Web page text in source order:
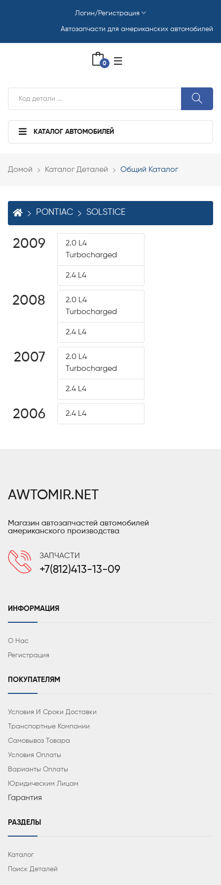
Автозапчасти для американских автомобилей
Логин/Регистрация
0
КАТАЛОГ АВТОМОБИЛЕЙ
Домой Каталог Деталей Общий Каталог
PONTIAC SOLSTICE
2009
2.0 L4
Turbocharged
2.4 L4
2008
2.0 L4
Turbocharged
2.4 L4
2007
2.0 L4
Turbocharged
2.4 L4
2006 2.4 L4
AWTOMIR.NET
Магазин автозапчастей автомобилей
американского производства
ЗАПЧАСТИ
+7(812)413-13-09
ИНФОРМАЦИЯ
О Нас
Регистрация
ПОКУПАТЕЛЯМ
Условия И Сроки Доставки
Транспортные Компании
Самовывоз Товара
Условия Оплаты
Варианты Оплаты
Юридическим Лицам
Гарантия
РАЗДЕЛЫ
Каталог
Поиск Деталей